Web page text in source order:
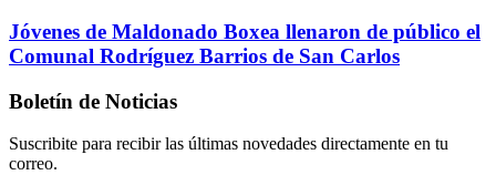
Jóvenes de Maldonado Boxea llenaron de público el
Comunal Rodríguez Barrios de San Carlos
Boletín de Noticias
Suscribite para recibir las últimas novedades directamente en tu
correo.